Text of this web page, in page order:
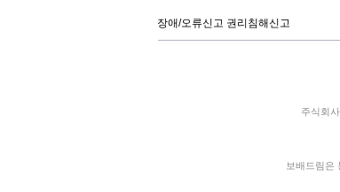
장애/오류신고 권리침해신고
주식회
보배드림은